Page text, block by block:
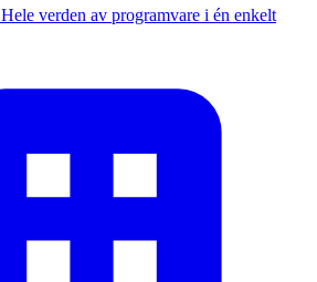
Hele verden av programvare i én enkelt